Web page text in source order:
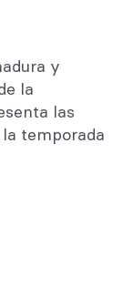
y
la
las
temporada